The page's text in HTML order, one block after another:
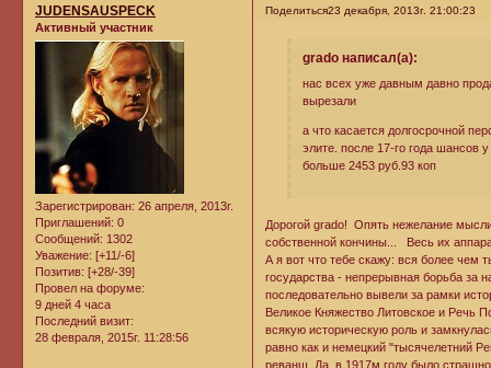
Поделиться23 декабря, 2013г. 21:00:23
JUDENSAUSPECK
Активный участник
Зарегистрирован: 26 апреля, 2013г.
Приглашений: 0
Сообщений: 1302
Уважение: [+11/-6]
Позитив: [+28/-39]
Провел на форуме:
9 дней 4 часа
Последний визит:
28 февраля, 2015г. 11:28:56
grado написал(а):
нас всех уже давным давно
вырезали
а что касается долгосрочной
элите. после 17-го года шансов
больше 2453 руб.93 коп
Дорогой grado! Опять нежелание
собственной кончины... Весь их
А я вот что тебе скажу: вся более чем
государства - непрерывная борьба за
последовательно вывели за рамки
Великое Княжество Литовское и Речь
всякую историческую роль и
равно как и немецкий "тысячелетний
реванш. Да, в 1917м году было